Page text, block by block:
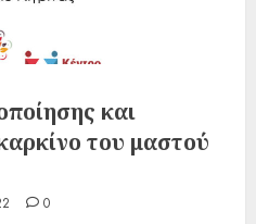
και
του μαστού
0